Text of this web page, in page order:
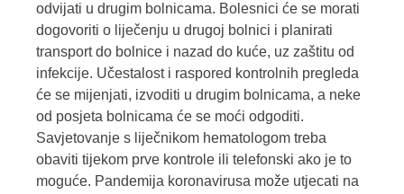
odvijati u drugim bolnicama. Bolesnici će se morati
dogovoriti o liječenju u drugoj bolnici i planirati
transport do bolnice i nazad do kuće, uz zaštitu od
infekcije. Učestalost i raspored kontrolnih pregleda
će se mijenjati, izvoditi u drugim bolnicama, a neke
od posjeta bolnicama će se moći odgoditi.
Savjetovanje s liječnikom hematologom treba
obaviti tijekom prve kontrole ili telefonski ako je to
moguće. Pandemija koronavirusa može utjecati na